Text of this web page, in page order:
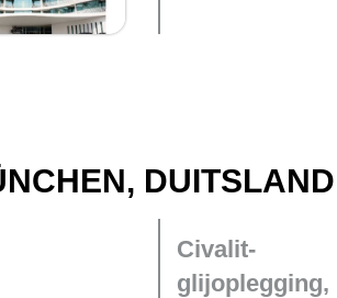
DUITSLAND
Civalit-
glijoplegging,